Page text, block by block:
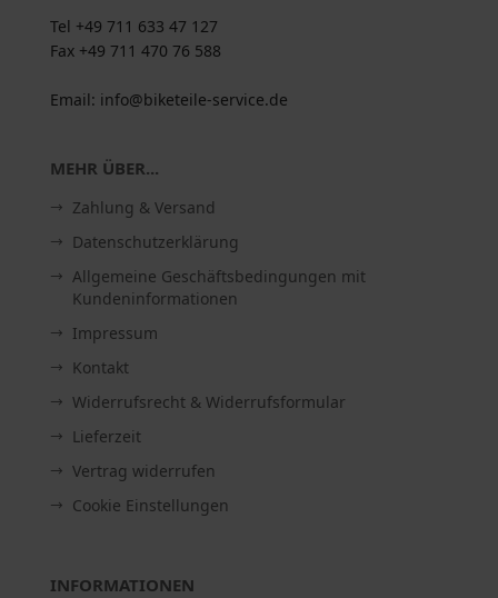
Tel +49 711 633 47 127
Fax +49 711 470 76 588
Email: info@biketeile-service.de
MEHR ÜBER...
Zahlung & Versand
Datenschutzerklärung
Allgemeine Geschäftsbedingungen mit
Kundeninformationen
Impressum
Kontakt
Widerrufsrecht & Widerrufsformular
Lieferzeit
Vertrag widerrufen
Cookie Einstellungen
INFORMATIONEN